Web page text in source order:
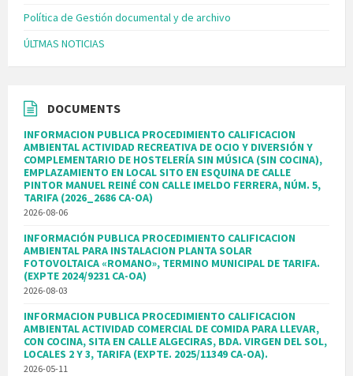
Política de Gestión documental y de archivo
ÚLTMAS NOTICIAS
DOCUMENTS
INFORMACION PUBLICA PROCEDIMIENTO CALIFICACION
AMBIENTAL ACTIVIDAD RECREATIVA DE OCIO Y DIVERSIÓN Y
COMPLEMENTARIO DE HOSTELERÍA SIN MÚSICA (SIN COCINA),
EMPLAZAMIENTO EN LOCAL SITO EN ESQUINA DE CALLE
PINTOR MANUEL REINÉ CON CALLE IMELDO FERRERA, NÚM. 5,
TARIFA (2026_2686 CA-OA)
2026-08-06
INFORMACIÓN PUBLICA PROCEDIMIENTO CALIFICACION
AMBIENTAL PARA INSTALACION PLANTA SOLAR
FOTOVOLTAICA «ROMANO», TERMINO MUNICIPAL DE TARIFA.
(EXPTE 2024/9231 CA-OA)
2026-08-03
INFORMACION PUBLICA PROCEDIMIENTO CALIFICACION
AMBIENTAL ACTIVIDAD COMERCIAL DE COMIDA PARA LLEVAR,
CON COCINA, SITA EN CALLE ALGECIRAS, BDA. VIRGEN DEL SOL,
LOCALES 2 Y 3, TARIFA (EXPTE. 2025/11349 CA-OA).
2026-05-11